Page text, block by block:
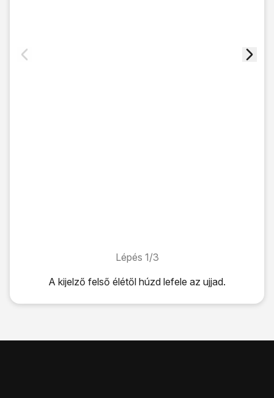
Lépés 1/3
Lépés 1/3A kijelző felső élétől húzd lefele az ujjad.
A kijelző felső élétől húzd lefele az ujjad.